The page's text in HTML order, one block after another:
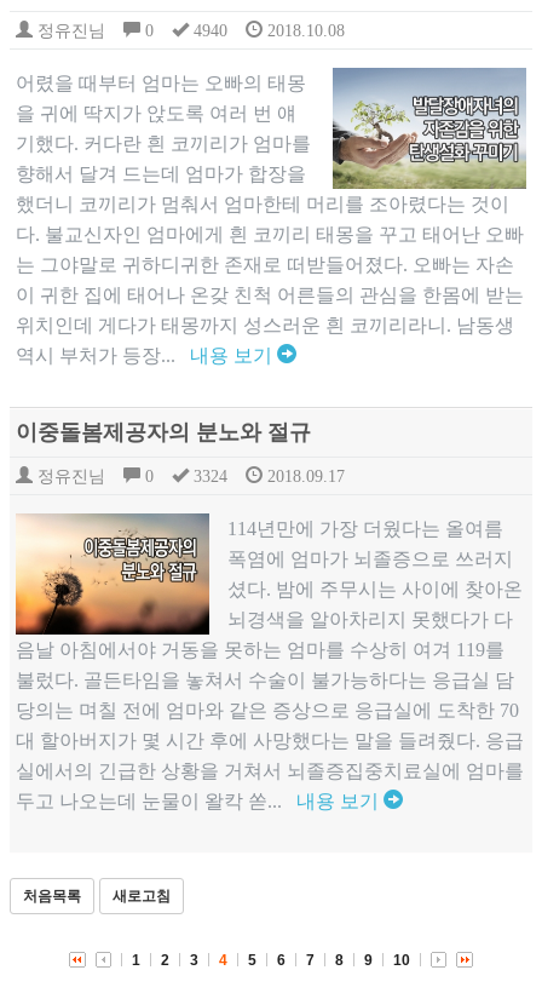
정유진님 0 4940 2018.10.08
어렸을 때부터 엄마는 오빠의 태몽
을 귀에 딱지가 앉도록 여러 번 얘
기했다. 커다란 흰 코끼리가 엄마를
향해서 달겨 드는데 엄마가 합장을
했더니 코끼리가 멈춰서 엄마한테 머리를 조아렸다는 것이
다. 불교신자인 엄마에게 흰 코끼리 태몽을 꾸고 태어난 오빠
는 그야말로 귀하디귀한 존재로 떠받들어졌다. 오빠는 자손
이 귀한 집에 태어나 온갖 친척 어른들의 관심을 한몸에 받는
위치인데 게다가 태몽까지 성스러운 흰 코끼리라니. 남동생
역시 부처가 등장... 내용 보기
이중돌봄제공자의 분노와 절규
정유진님 0 3324 2018.09.17
114년만에 가장 더웠다는 올여름
폭염에 엄마가 뇌졸증으로 쓰러지
셨다. 밤에 주무시는 사이에 찾아온
뇌경색을 알아차리지 못했다가 다
음날 아침에서야 거동을 못하는 엄마를 수상히 여겨 119를
불렀다. 골든타임을 놓쳐서 수술이 불가능하다는 응급실 담
당의는 며칠 전에 엄마와 같은 증상으로 응급실에 도착한 70
대 할아버지가 몇 시간 후에 사망했다는 말을 들려줬다. 응급
실에서의 긴급한 상황을 거쳐서 뇌졸증집중치료실에 엄마를
두고 나오는데 눈물이 왈칵 쏟... 내용 보기
처음목록 새로고침
1 2 3 4 5 6 7 8 9 10